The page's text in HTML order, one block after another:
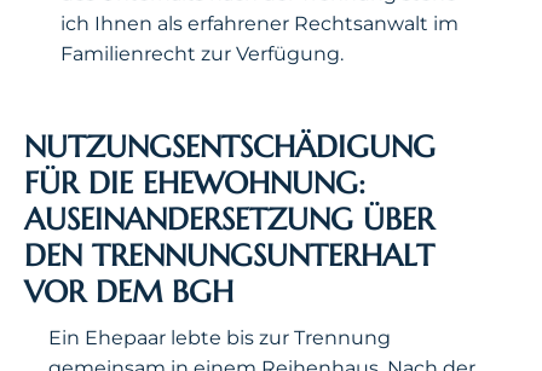
ich Ihnen als erfahrener Rechtsanwalt im
Familienrecht zur Verfügung.
NUTZUNGSENTSCHÄDIGUNG
FÜR DIE EHEWOHNUNG:
AUSEINANDERSETZUNG ÜBER
DEN TRENNUNGSUNTERHALT
VOR DEM BGH
Ein Ehepaar lebte bis zur Trennung